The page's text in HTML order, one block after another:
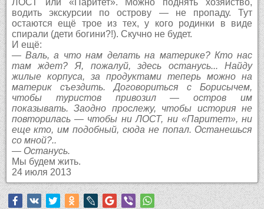
водить экскурсии по острову — не пропаду. Тут
остаются ещё трое из тех, у кого родинки в виде
спирали (дети богини?!). Скучно не будет.
И ещё:
— Валь, а что нам делать на материке? Кто нас
там ждет? Я, пожалуй, здесь останусь... Найду
жилые корпуса, за продуктами теперь можно на
материк съездить. Договориться с Борисычем,
чтобы туристов привозил — остров им
показывать. Заодно прослежу, чтобы история не
повторилась — чтобы ни ЛОСТ, ни «Паритет», ни
еще кто, им подобный, сюда не попал. Останешься
со мной?..
— Останусь.
Мы будем жить.
24 июля 2013